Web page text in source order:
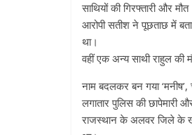
साथियों की गिरफ्तारी और मौत
आरोपी सतीश ने पूछताछ में
था।
वहीं एक अन्य साथी राहुल की
नाम बदलकर बन गया
लगातार पुलिस की छापेमारी
राजस्थान के अलवर जिले के